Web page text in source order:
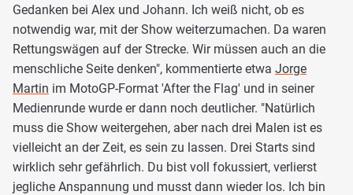
Gedanken bei Alex und Johann. Ich weiß nicht, ob es
notwendig war, mit der Show weiterzumachen. Da waren
Rettungswägen auf der Strecke. Wir müssen auch an die
menschliche Seite denken", kommentierte etwa Jorge
Martin im MotoGP-Format 'After the Flag' und in seiner
Medienrunde wurde er dann noch deutlicher. "Natürlich
muss die Show weitergehen, aber nach drei Malen ist es
vielleicht an der Zeit, es sein zu lassen. Drei Starts sind
wirklich sehr gefährlich. Du bist voll fokussiert, verlierst
jegliche Anspannung und musst dann wieder los. Ich bin